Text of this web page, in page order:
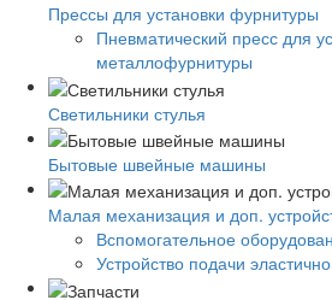
Прессы для установки фурнитуры
Пневматический пресс для
металлофурнитуры
Светильники стулья
Бытовые швейные машины
Малая механизация и доп.
Вспомогательное
Устройство подачи